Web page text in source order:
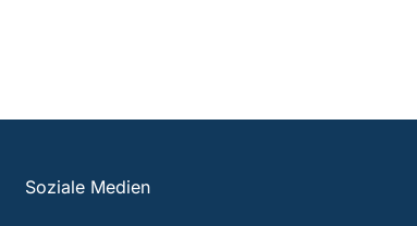
Soziale Medien